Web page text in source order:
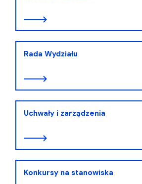
Rada Wydziału
Uchwały i zarządzenia
Konkursy na stanowiska